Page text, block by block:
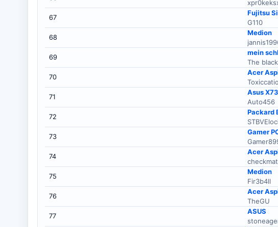
67
Fujitsu
G110
68
Medion
69
mein
The
70
Acer
71
Asus
Auto456
72
Packard
73
Gamer
74
Acer
75
Medion
Fir3b4ll
76
Acer
TheGU
77
ASUS